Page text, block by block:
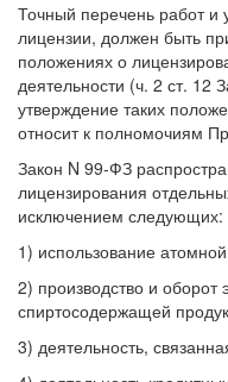
Точный перечень работ и
лицензии, должен быть
положениях о
деятельности (ч. 2 ст. 12
утверждение таких
относит к полномочиям
Закон N 99-ФЗ
лицензирования
исключением следующих:
1) использование
2) производство и оборот
спиртосодержащей
3) деятельность,